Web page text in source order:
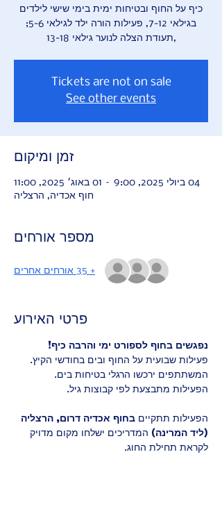
כיף על החוף ובטיחות ימית בימי שישי לילדים
בגילאי 7-12, פעילות הורה ילד לגילאי 5-6;
,תעודת הצלה לנוער גילאי 13-18
Tickets are not on sale
See other events
זמן ומיקום
04 ביולי 2025, 9:00 – 01 באוג׳ 2025, 11:00
חוף אכדיה, הרצליה
מספר אורחים
+ 35 אורחים אחרים
פרטי האירוע
נפגשים בחוף לספורט ימי והרבה כיף!
פעילות שבועית על החוף ובים בחודשי הקיץ.
המשתתפים ירכשו הרגלי בטיחות בים.
הפעילות מתבצעת לפי קבוצות גיל.
הפעילות תתקיים בחוף אכדיה דרום, הרצליה
(ליד המרינה) המדריכים ישלחו מקום מדויק
לקראת תחילת החוג.